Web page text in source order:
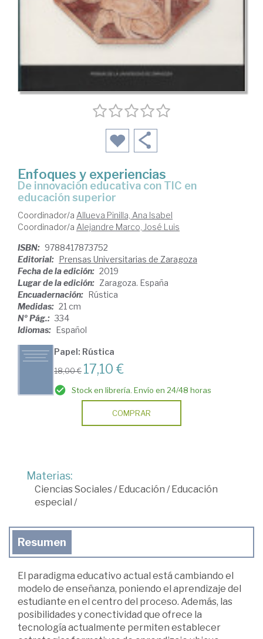
Enfoques y experiencias
de innovación educativa con TIC en
educación superior
Coordinador/a Allueva Pinilla, Ana Isabel
Coordinador/a Alejandre Marco, José Luis
ISBN: 9788417873752
Editorial: Prensas Universitarias de Zaragoza
Fecha de la edición: 2019
Lugar de la edición: Zaragoza. España
Encuadernación: Rústica
Medidas: 21 cm
Nº Pág.: 334
Idiomas: Español
Papel: Rústica
18,00 € 17,10 €
Stock en librería. Envío en 24/48 horas
COMPRAR
Materias:
Ciencias Sociales /Educación /Educación
especial /
Resumen
El paradigma educativo actual está cambiando el
modelo de enseñanza, poniendo el aprendizaje del
estudiante en el centro del proceso. Además, las
posibilidades y conectividad que ofrece la
tecnología actualmente permiten establecer